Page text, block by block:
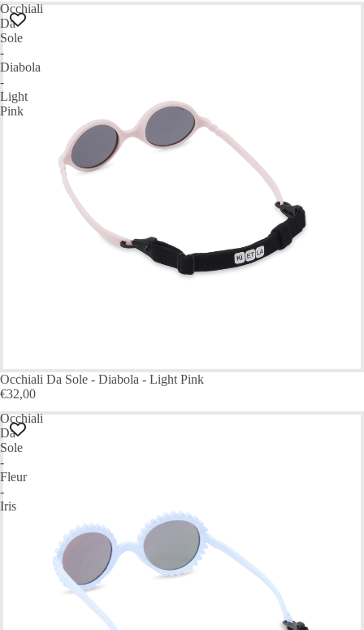
Occhiali
Da
Sole
-
Diabola
-
Light
Pink
ESAURITO
Occhiali Da Sole - Diabola - Light Pink
€32,00
Occhiali
Da
Sole
-
Fleur
-
Iris